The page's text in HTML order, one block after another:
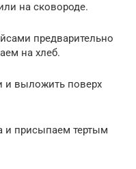
на сковороде.
предварительно
на хлеб.
и выложить поверх
и присыпаем тертым